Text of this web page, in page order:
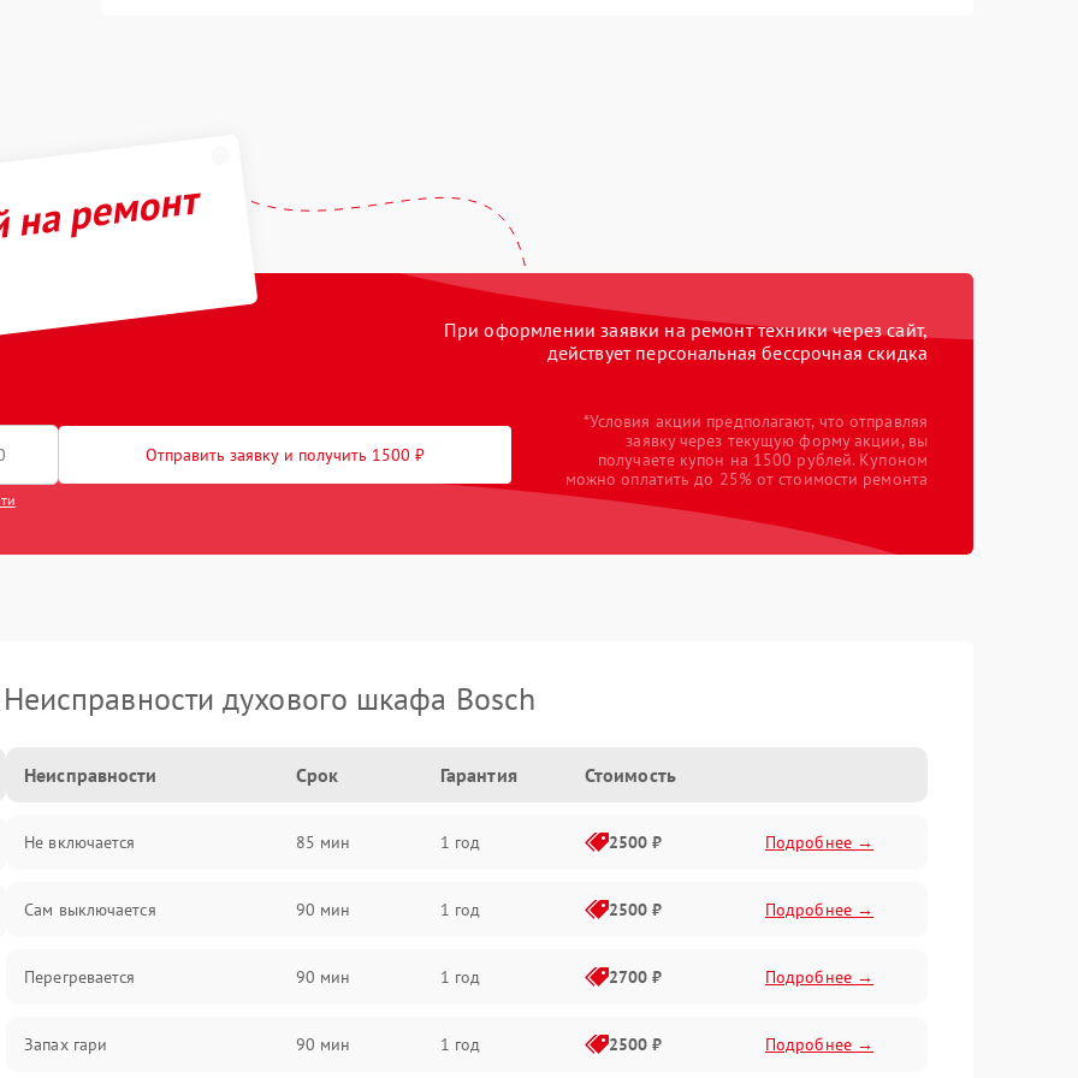
ремонт
При оформлении заявки на ремонт техники через сайт,
действует персональная бессрочная скидка
Отправить заявку и получить 1500 ₽
*Условия акции предполагают, что отправляя
заявку через текущую форму акции, вы
получаете купон на 1500 рублей. Купоном
можно оплатить до 25% от стоимости ремонта
Неисправности духового шкафа Bosch
Неисправности Срок Гарантия Стоимость
Не включается 85 мин 1 год 2500 ₽ Подробнее →
Сам выключается 90 мин 1 год 2500 ₽ Подробнее →
Перегревается 90 мин 1 год 2700 ₽ Подробнее →
Запах гари 90 мин 1 год 2500 ₽ Подробнее →